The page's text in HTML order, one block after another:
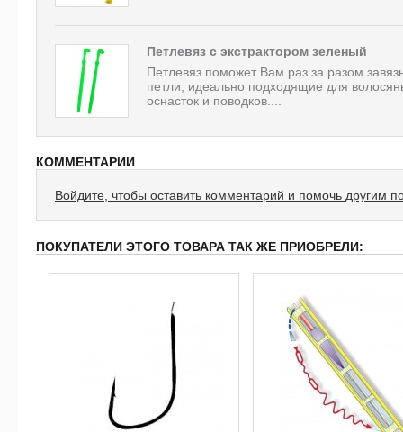
Петлевяз с экстрактором зеленый
Петлевяз поможет Вам раз за разом
петли, идеально подходящие для
оснасток и поводков....
КОММЕНТАРИИ
Войдите, чтобы оставить комментарий и помочь другим
ПОКУПАТЕЛИ ЭТОГО ТОВАРА ТАК ЖЕ ПРИОБРЕЛИ: